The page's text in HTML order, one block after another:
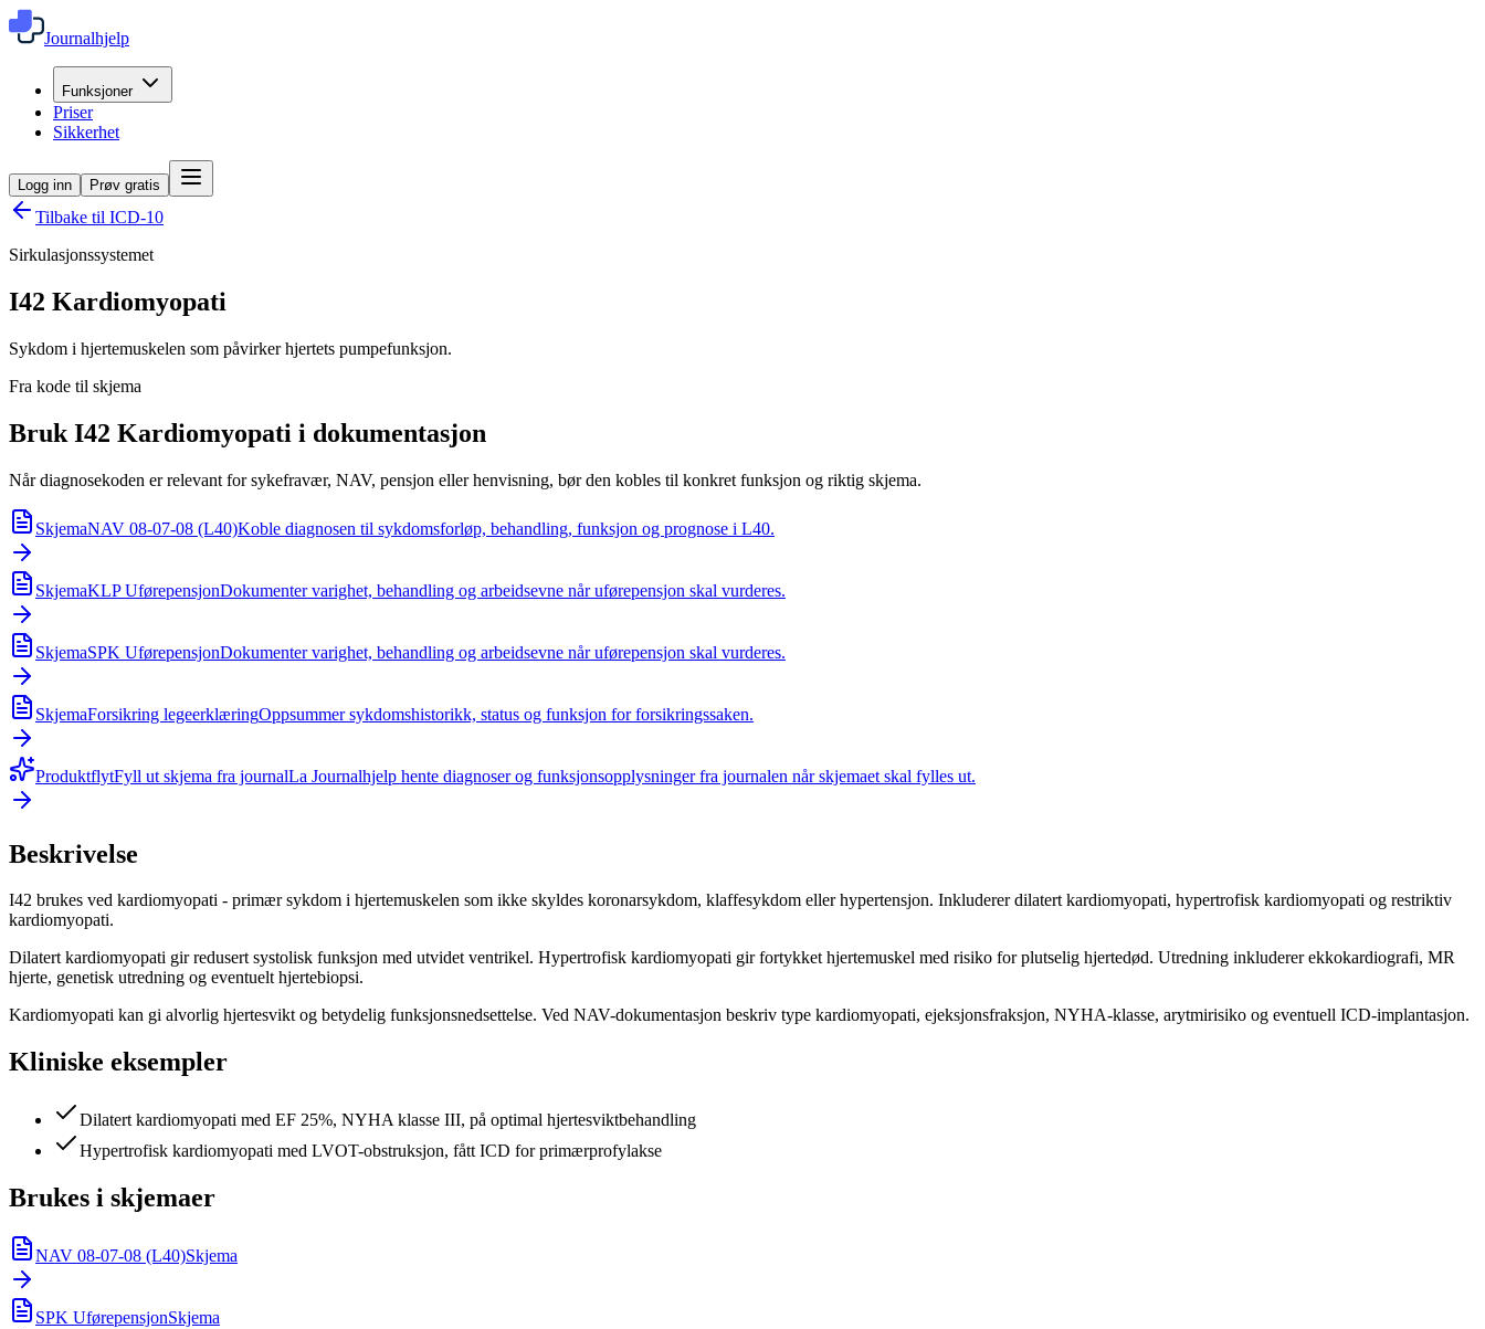
Journalhjelp
Funksjoner
Priser
Sikkerhet
Logg inn Prøv gratis
Tilbake til ICD-10
Sirkulasjonssystemet
I42 Kardiomyopati
Sykdom i hjertemuskelen som påvirker hjertets pumpefunksjon.
Fra kode til skjema
Bruk I42 Kardiomyopati i dokumentasjon
Når diagnosekoden er relevant for sykefravær, NAV, pensjon eller henvisning, bør den kobles til konkret funksjon og riktig skjema.
SkjemaNAV 08-07-08 (L40)Koble diagnosen til sykdomsforløp, behandling, funksjon og prognose i L40.
SkjemaKLP UførepensjonDokumenter varighet, behandling og arbeidsevne når uførepensjon skal vurderes.
SkjemaSPK UførepensjonDokumenter varighet, behandling og arbeidsevne når uførepensjon skal vurderes.
SkjemaForsikring legeerklæringOppsummer sykdomshistorikk, status og funksjon for forsikringssaken.
ProduktflytFyll ut skjema fra journalLa Journalhjelp hente diagnoser og funksjonsopplysninger fra journalen når skjemaet skal fylles ut.
Beskrivelse
I42 brukes ved kardiomyopati - primær sykdom i hjertemuskelen som ikke skyldes koronarsykdom, klaffesykdom eller hypertensjon. Inkluderer dilatert kardiomyopati, hypertrofisk kardiomyopati og restriktiv
kardiomyopati.
Dilatert kardiomyopati gir redusert systolisk funksjon med utvidet ventrikel. Hypertrofisk kardiomyopati gir fortykket hjertemuskel med risiko for plutselig hjertedød. Utredning inkluderer ekkokardiografi, MR
hjerte, genetisk utredning og eventuelt hjertebiopsi.
Kardiomyopati kan gi alvorlig hjertesvikt og betydelig funksjonsnedsettelse. Ved NAV-dokumentasjon beskriv type kardiomyopati, ejeksjonsfraksjon, NYHA-klasse, arytmirisiko og eventuell ICD-implantasjon.
Kliniske eksempler
Dilatert kardiomyopati med EF 25%, NYHA klasse III, på optimal hjertesviktbehandling
Hypertrofisk kardiomyopati med LVOT-obstruksjon, fått ICD for primærprofylakse
Brukes i skjemaer
NAV 08-07-08 (L40)Skjema
SPK UførepensjonSkjema